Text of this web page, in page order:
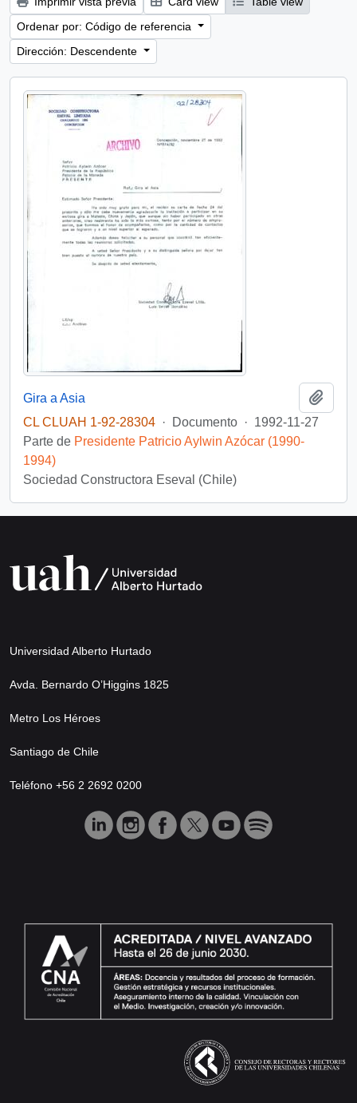
Ordenar por: Código de referencia
Dirección: Descendente
Gira a Asia
CL CLUAH 1-92-28304 · Documento · 1992-11-27
Parte de Presidente Patricio Aylwin Azócar (1990-
1994)
Sociedad Constructora Eseval (Chile)
Universidad Alberto Hurtado
Avda. Bernardo O’Higgins 1825
Metro Los Héroes
Santiago de Chile
Teléfono +56 2 2692 0200